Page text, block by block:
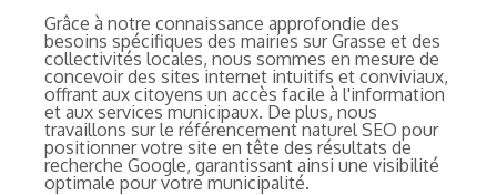
Grâce à notre connaissance approfondie des
besoins spécifiques des mairies sur Grasse et des
collectivités locales, nous sommes en mesure de
concevoir des sites internet intuitifs et conviviaux,
offrant aux citoyens un accès facile à l'information
et aux services municipaux. De plus, nous
travaillons sur le référencement naturel SEO pour
positionner votre site en tête des résultats de
recherche Google, garantissant ainsi une visibilité
optimale pour votre municipalité.